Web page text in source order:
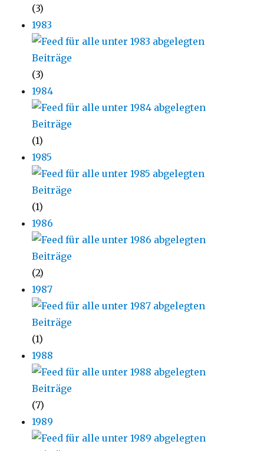
(3)
1983
(3)
1984
(1)
1985
(1)
1986
(2)
1987
(1)
1988
(7)
1989